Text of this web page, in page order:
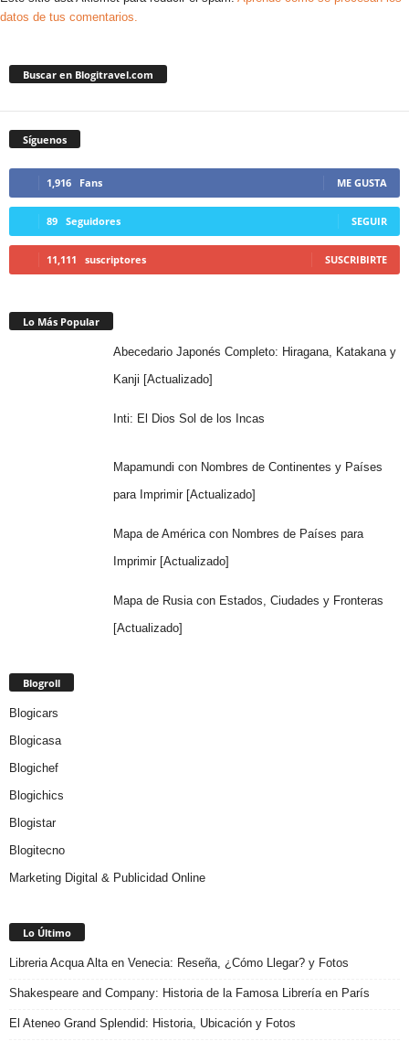
datos de tus comentarios.
Buscar en Blogitravel.com
Síguenos
1,916 Fans ME GUSTA
89 Seguidores SEGUIR
11,111 suscriptores SUSCRIBIRTE
Lo Más Popular
Abecedario Japonés Completo: Hiragana, Katakana y
Kanji [Actualizado]
Inti: El Dios Sol de los Incas
Mapamundi con Nombres de Continentes y Países
para Imprimir [Actualizado]
Mapa de América con Nombres de Países para
Imprimir [Actualizado]
Mapa de Rusia con Estados, Ciudades y Fronteras
[Actualizado]
Blogroll
Blogicars
Blogicasa
Blogichef
Blogichics
Blogistar
Blogitecno
Marketing Digital & Publicidad Online
Lo Último
Libreria Acqua Alta en Venecia: Reseña, ¿Cómo Llegar? y Fotos
Shakespeare and Company: Historia de la Famosa Librería en París
El Ateneo Grand Splendid: Historia, Ubicación y Fotos